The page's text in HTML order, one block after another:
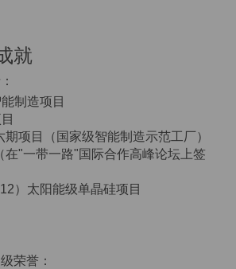
就
制造项目
期项目（国家级智能制造示范工厂）
在"一带一路"国际合作高峰论坛上签
）太阳能级单晶硅项目
荣誉：